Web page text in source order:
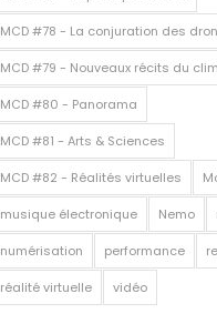
MCD #78 - La conjuration des
MCD #79 - Nouveaux récits du
MCD #80 - Panorama
MCD #81 - Arts & Sciences
MCD #82 - Réalités virtuelles
musique électronique Nemo
numérisation performance
réalité virtuelle vidéo